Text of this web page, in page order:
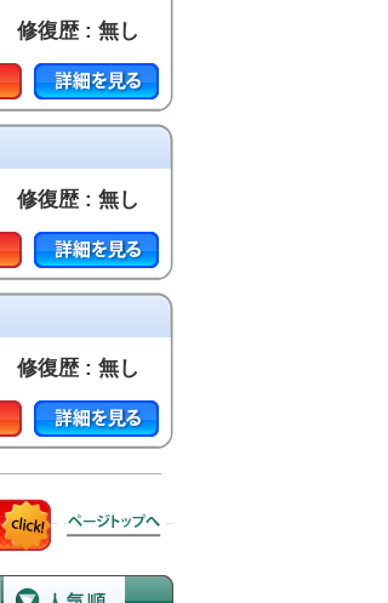
修復歴 : 無し
修復歴 : 無し
修復歴 : 無し